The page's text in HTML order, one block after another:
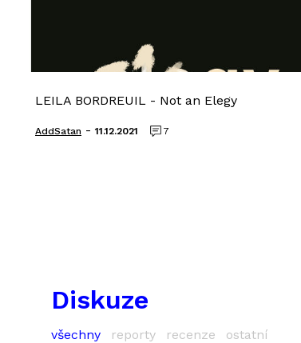
LEILA BORDREUIL - Not an Elegy
AddSatan - 11.12.2021 7
Diskuze
všechny reporty recenze ostatní